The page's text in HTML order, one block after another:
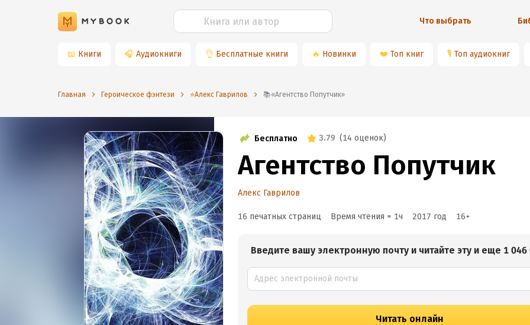
Что выбрать
📖 Книги 🎧 Аудиокниги 👌 Бесплатные книги 🔥 Новинки ❤️ Топ книг 🎙 Топ аудиокниг
Главная Героическое фэнтези ⭐️Алекс Гаврилов 📚«Агентство Попутчик»
Бесплатно 3.79 (14 оценок)
Агентство Попутчик
Алекс Гаврилов
16 печатных страниц Время чтения ≈ 1ч 2017 год 16+
Введите вашу электронную почту и читайте эту и еще 1 046
Читать онлайн